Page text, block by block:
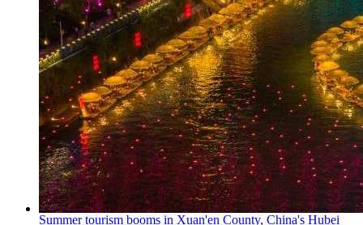
Summer tourism booms in Xuan'en County, China's Hubei